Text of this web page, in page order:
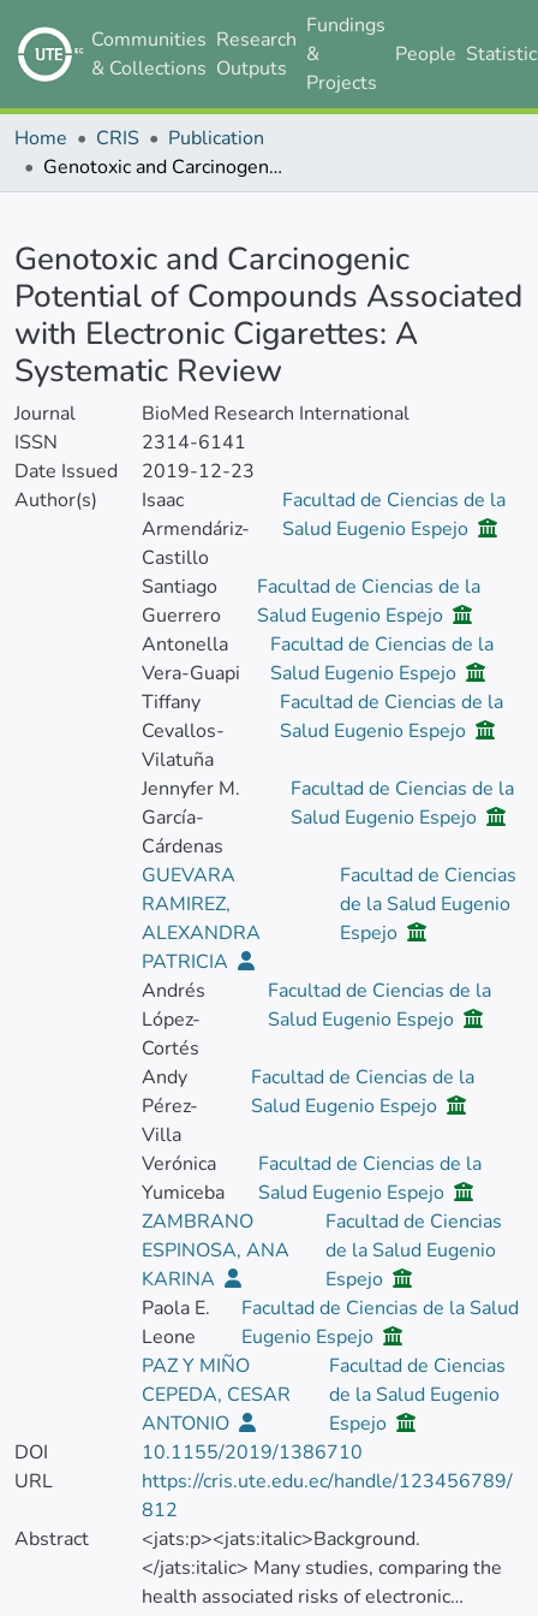
Communities
& Collections
Research
Outputs
Fundings
&
Projects
People
Home CRIS
Publication
Genotoxic and Carcinogenic Potential of Compounds Associated with Electronic Cigarettes: A Systematic Review
Genotoxic and Carcinogenic
Potential of Compounds Associated
with Electronic Cigarettes: A
Systematic Review
Journal
BioMed Research International
ISSN
2314-6141
Date Issued
2019-12-23
Author(s)
Isaac
Armendáriz-
Castillo
Facultad de Ciencias de la
Salud Eugenio Espejo
Santiago
Guerrero
Facultad de Ciencias de la
Salud Eugenio Espejo
Antonella
Vera-Guapi
Facultad de Ciencias de la
Salud Eugenio Espejo
Tiffany
Cevallos-
Vilatuña
Facultad de Ciencias de la
Salud Eugenio Espejo
Jennyfer M.
García-
Cárdenas
Facultad de Ciencias de la
Salud Eugenio Espejo
GUEVARA
RAMIREZ,
ALEXANDRA
PATRICIA
Facultad de Ciencias
de la Salud Eugenio
Espejo
Andrés
López-
Cortés
Facultad de Ciencias de la
Salud Eugenio Espejo
Andy
Pérez-
Villa
Facultad de Ciencias de la
Salud Eugenio Espejo
Verónica
Yumiceba
Facultad de Ciencias de la
Salud Eugenio Espejo
ZAMBRANO
ESPINOSA, ANA
KARINA
Facultad de Ciencias
de la Salud Eugenio
Espejo
Paola E.
Leone
Facultad de Ciencias de la Salud
Eugenio Espejo
PAZ Y MIÑO
CEPEDA, CESAR
ANTONIO
Facultad de Ciencias
de la Salud Eugenio
Espejo
DOI
10.1155/2019/1386710
URL
https://cris.ute.edu.ec/handle/123456789/
812
Abstract
<jats:p><jats:italic>Background.
</jats:italic> Many studies, comparing the
health associated risks of electronic